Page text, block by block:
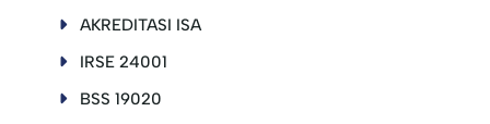
AKREDITASI ISA
IRSE 24001
BSS 19020